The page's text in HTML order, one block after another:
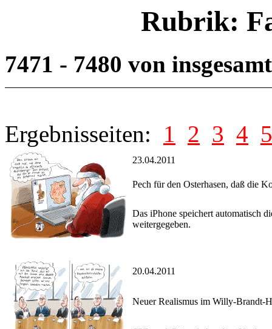
Rubrik:
7471 - 7480 von
Ergebnisseiten: 1 2 3 4 5
23.04.2011
Pech für den Osterhasen, daß die
Das iPhone speichert automatisch
weitergegeben.
20.04.2011
Neuer Realismus im Willy-Brandt-